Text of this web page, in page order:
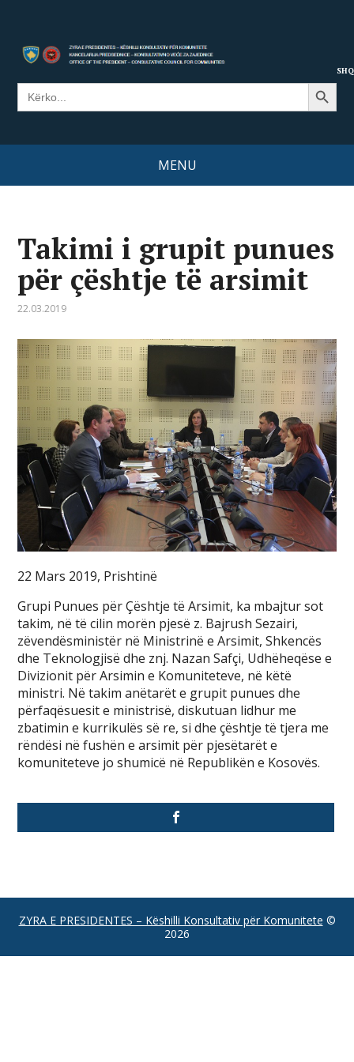
Search
for:
Search Button
MENU
Takimi i grupit punues
për çështje të arsimit
22.03.2019
22 Mars 2019, Prishtinë
Grupi Punues për Çështje të Arsimit, ka mbajtur sot
takim, në të cilin morën pjesë z. Bajrush Sezairi,
zëvendësministër në Ministrinë e Arsimit, Shkencës
dhe Teknologjisë dhe znj. Nazan Safçi, Udhëheqëse e
Divizionit për Arsimin e Komuniteteve, në këtë
ministri. Në takim anëtarët e grupit punues dhe
përfaqësuesit e ministrisë, diskutuan lidhur me
zbatimin e kurrikulës së re, si dhe çështje të tjera me
rëndësi në fushën e arsimit për pjesëtarët e
komuniteteve jo shumicë në Republikën e Kosovës.
ZYRA E PRESIDENTES – Këshilli Konsultativ për Komunitete ©
2026